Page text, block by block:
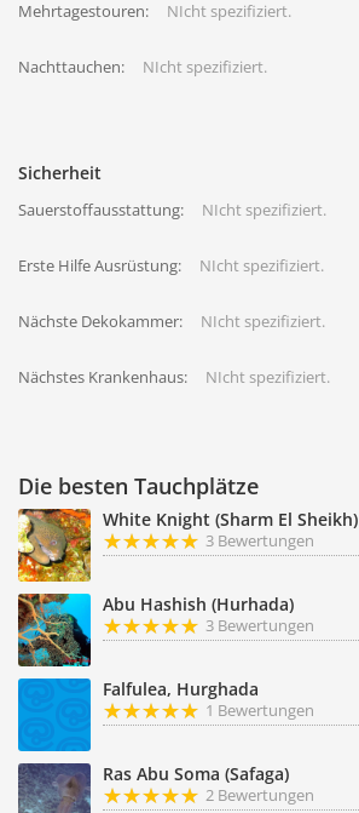
Mehrtagestouren: NIcht spezifiziert.
Nachttauchen: NIcht spezifiziert.
Sicherheit
Sauerstoffausstattung: NIcht spezifiziert.
Erste Hilfe Ausrüstung: NIcht spezifiziert.
Nächste Dekokammer: NIcht spezifiziert.
Nächstes Krankenhaus: NIcht spezifiziert.
Die besten Tauchplätze
White Knight (Sharm El Sheikh)
3 Bewertungen
Abu Hashish (Hurhada)
3 Bewertungen
Falfulea, Hurghada
1 Bewertungen
Ras Abu Soma (Safaga)
2 Bewertungen